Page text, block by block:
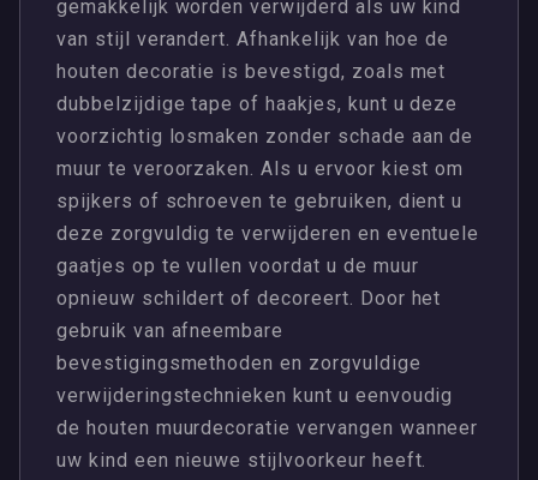
gemakkelijk worden verwijderd als uw kind
van stijl verandert. Afhankelijk van hoe de
houten decoratie is bevestigd, zoals met
dubbelzijdige tape of haakjes, kunt u deze
voorzichtig losmaken zonder schade aan de
muur te veroorzaken. Als u ervoor kiest om
spijkers of schroeven te gebruiken, dient u
deze zorgvuldig te verwijderen en eventuele
gaatjes op te vullen voordat u de muur
opnieuw schildert of decoreert. Door het
gebruik van afneembare
bevestigingsmethoden en zorgvuldige
verwijderingstechnieken kunt u eenvoudig
de houten muurdecoratie vervangen wanneer
uw kind een nieuwe stijlvoorkeur heeft.